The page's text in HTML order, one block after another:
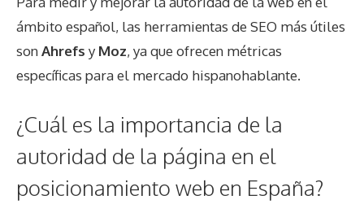
ámbito español, las herramientas de SEO más útiles
sonAhrefs y Moz, ya que ofrecen métricas
específicas para el mercado hispanohablante.
¿Cuál es la importancia de la
autoridad de la página en el
posicionamiento web en España?